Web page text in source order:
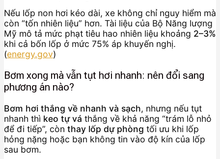
Nếu lốp non hơi kéo dài, xe không chỉ nguy hiểm mà
còn “tốn nhiên liệu” hơn. Tài liệu của Bộ Năng lượng
Mỹ mô tả mức phạt tiêu hao nhiên liệu khoảng 2–3%
khi cả bốn lốp ở mức 75% áp khuyến nghị.
(energy.gov)
Bơm xong mà vẫn tụt hơi nhanh: nên đổi sang
phương án nào?
Bơm hơi thắng về nhanh và sạch, nhưng nếu tụt
nhanh thì keo tự vá thắng về khả năng “trám lỗ nhỏ
để đi tiếp”, còn thay lốp dự phòng tối ưu khi lốp
hỏng nặng hoặc bạn không tin vào độ kín của lốp
sau bơm.